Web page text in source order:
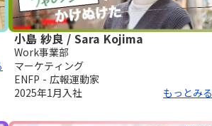
小島 紗良 / Sara Kojima
Work事業部
マーケティング
ENFP - 広報運動家
2025年1月入社 もっとみる